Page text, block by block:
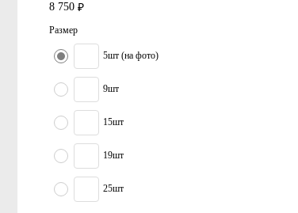
8 750 ₽
Размер
5шт (на фото)
9шт
15шт
19шт
25шт